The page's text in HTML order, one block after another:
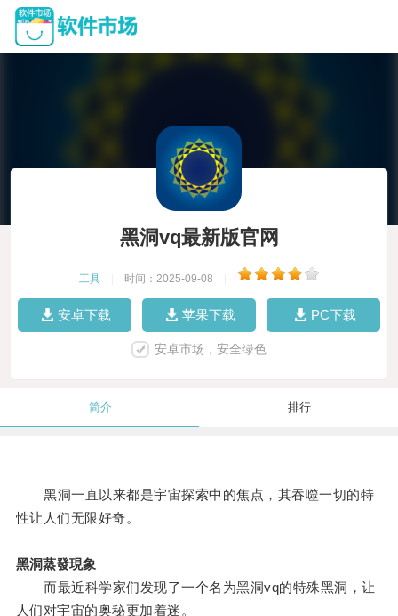
黑洞vq最新版官网
工具 时间：2025-09-08
安卓下载 苹果下载 PC下载
安卓市场，安全绿色
简介 排行
黑洞一直以来都是宇宙探索中的焦点，其吞噬一切的特
性让人们无限好奇。
黑洞蒸發現象
而最近科学家们发现了一个名为黑洞vq的特殊黑洞，让
人们对宇宙的奥秘更加着迷。